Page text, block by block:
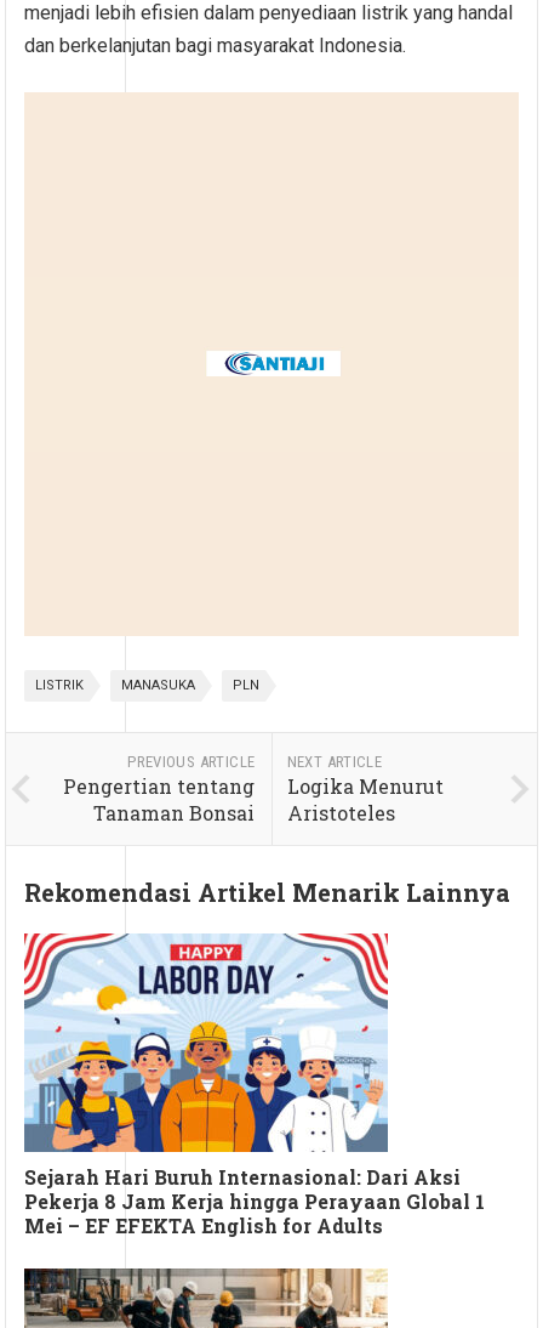
menjadi lebih efisien dalam penyediaan listrik yang handal
dan berkelanjutan bagi masyarakat Indonesia.
LISTRIK MANASUKA PLN
PREVIOUS ARTICLE
Pengertian tentang
Tanaman Bonsai
NEXT ARTICLE
Logika Menurut
Aristoteles
Rekomendasi Artikel Menarik Lainnya
Sejarah Hari Buruh Internasional: Dari Aksi
Pekerja 8 Jam Kerja hingga Perayaan Global 1
Mei – EF EFEKTA English for Adults